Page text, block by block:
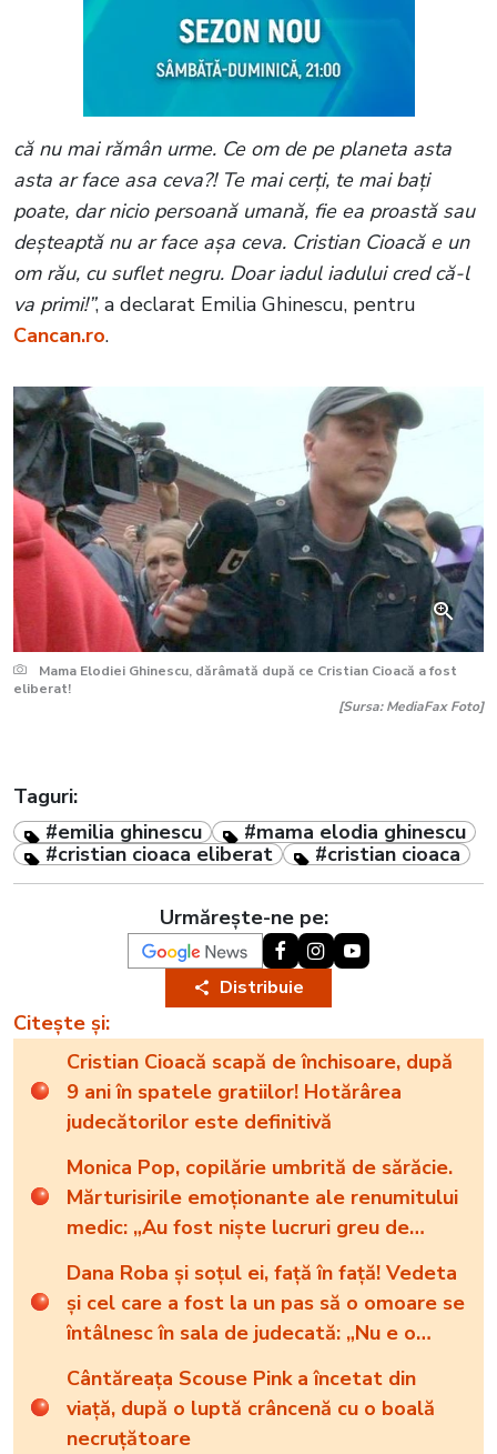
că nu mai rămân urme. Ce om de pe planeta asta
asta ar face asa ceva?! Te mai cerți, te mai bați
poate, dar nicio persoană umană, fie ea proastă sau
deșteaptă nu ar face așa ceva. Cristian Cioacă e un
om rău, cu suflet negru. Doar iadul iadului cred că-l
va primi!”, a declarat Emilia Ghinescu, pentru
Cancan.ro.
Mama Elodiei Ghinescu, dărâmată după ce Cristian Cioacă a fost
eliberat!
[Sursa: MediaFax Foto]
Taguri:
#emilia ghinescu
#mama elodia ghinescu
#cristian cioaca eliberat
#cristian cioaca
Urmărește-ne pe:
Distribuie
Citește și:
Cristian Cioacă scapă de închisoare, după
9 ani în spatele gratiilor! Hotărârea
judecătorilor este definitivă
Monica Pop, copilărie umbrită de sărăcie.
Mărturisirile emoționante ale renumitului
medic: „Au fost niște lucruri greu de
Dana Roba și soțul ei, față în față! Vedeta
și cel care a fost la un pas să o omoare se
întâlnesc în sala de judecată: „Nu e o
întâlnire ușoară pentru mine”
Cântăreața Scouse Pink a încetat din
viață, după o luptă crâncenă cu o boală
necruțătoare